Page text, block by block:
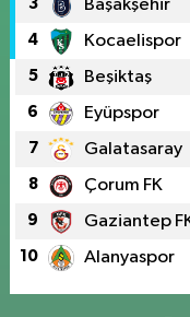
3 Başakşehir
4 Kocaelispor
5 Beşiktaş
6 Eyüpspor
7 Galatasaray
8 Çorum FK
9 Gaziantep
10 Alanyaspor